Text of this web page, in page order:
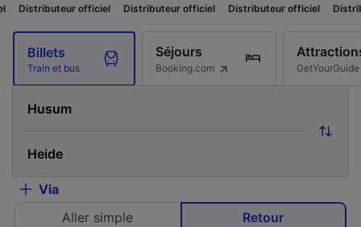
officiel Distributeur officiel Distributeur officiel Distributeur officiel
Billets
Train et bus
Séjours
Booking.com GetYourGuide
Via
Aller simple
Retour